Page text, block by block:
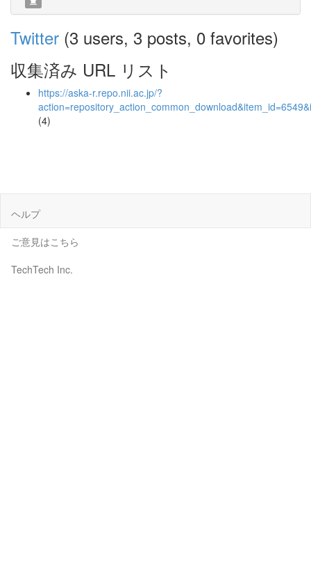
Twitter (3 users, 3 posts, 0 favorites)
収集済み URL リスト
https://aska-r.repo.nii.ac.jp/?
(4)
ヘルプ
ご意見はこちら
TechTech Inc.